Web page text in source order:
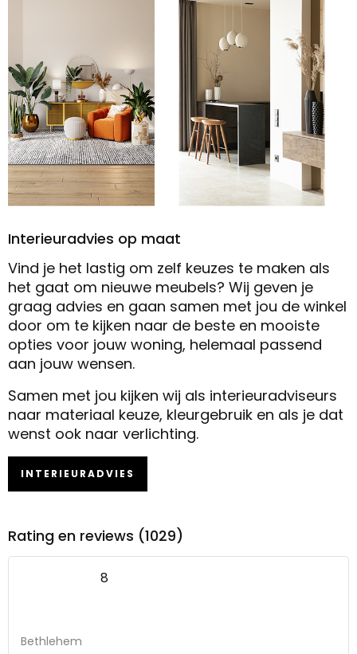
Interieuradvies op maat
Vind je het lastig om zelf keuzes te maken als
het gaat om nieuwe meubels? Wij geven je
graag advies en gaan samen met jou de winkel
door om te kijken naar de beste en mooiste
opties voor jouw woning, helemaal passend
aan jouw wensen.
Samen met jou kijken wij als interieuradviseurs
naar materiaal keuze, kleurgebruik en als je dat
wenst ook naar verlichting.
INTERIEURADVIES
Rating en reviews (1029)
8
Bethlehem